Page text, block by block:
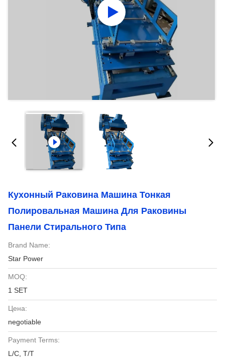
Кухонный Раковина Машина Тонкая
Полировальная Машина Для Раковины
Панели Стирального Типа
Brand Name:
Star Power
MOQ:
1 SET
Цена:
negotiable
Payment Terms:
L/C, T/T